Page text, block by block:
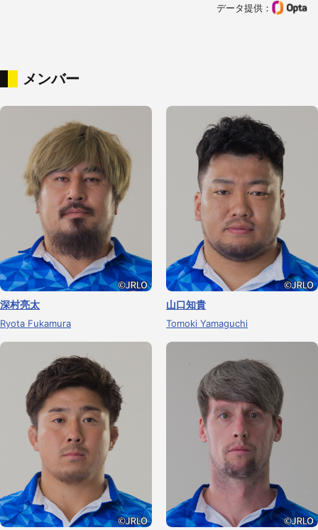
メンバー
深村亮太 山口知貴